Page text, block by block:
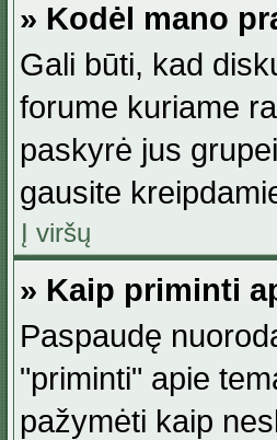
» Kodėl mano
Gali būti, kad
forume kuriame
paskyrė jus
gausite
Į viršų
» Kaip priminti
Paspaudę
"priminti" apie
pažymėti kaip